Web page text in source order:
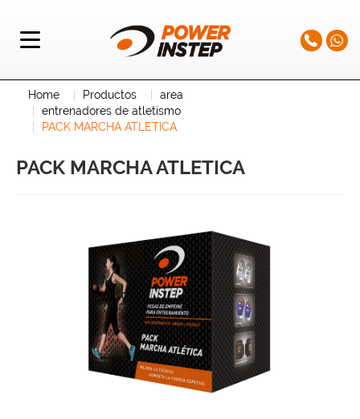
Home Productos
area
entrenadores de atletismo
PACK MARCHA ATLETICA
PACK MARCHA ATLETICA